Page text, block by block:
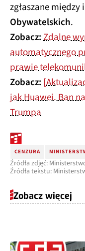
zgłaszane
Obywatelskich.
Zobacz:Zdalne
automatycznego
prawie
Zobacz:
jak Huawei. Ban
Trumpa
CENZURA
Źródła zdjęć:
Źródła tekstu:
Zobacz więcej